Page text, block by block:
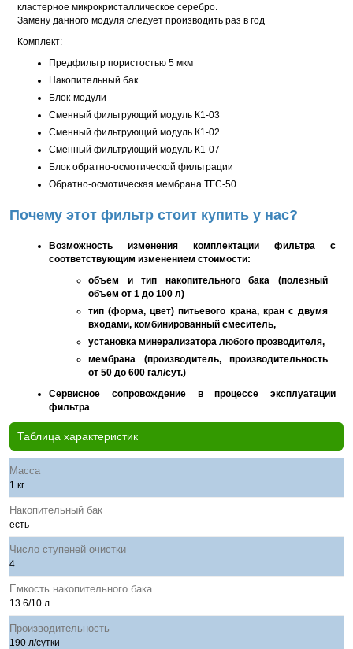
кластерное микрокристаллическое серебро.
Замену данного модуля следует производить раз в год
Комплект:
Предфильтр пористостью 5 мкм
Накопительный бак
Блок-модули
Сменный фильтрующий модуль К1-03
Сменный фильтрующий модуль К1-02
Сменный фильтрующий модуль К1-07
Блок обратно-осмотической фильтрации
Обратно-осмотическая мембрана TFC-50
Почему этот фильтр стоит купить у нас?
Возможность изменения комплектации фильтра с
соответствующим изменением стоимости:
объем и тип накопительного бака (полезный
объем от 1 до 100 л)
тип (форма, цвет) питьевого крана, кран с двумя
входами, комбинированный смеситель,
установка минерализатора любого прозводителя,
мембрана (производитель, производительность
от 50 до 600 гал/сут.)
Сервисное сопровождение в процессе эксплуатации
фильтра
Таблица характеристик
Масса
1 кг.
Накопительный бак
есть
Число ступеней очистки
4
Емкость накопительного бака
13.6/10 л.
Производительность
190 л/сутки